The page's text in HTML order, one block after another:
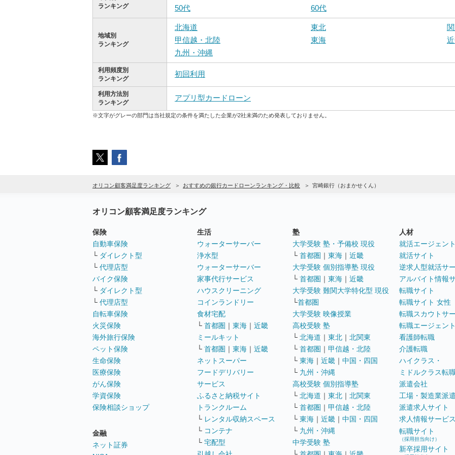
ランキング
50代 60代
地域別
ランキング
北海道 東北
甲信越・北陸
東海
九州・沖縄
利用頻度別
ランキング
初回利用
利用方法別
ランキング
アプリ型カードローン
※文字がグレーの部門は当社規定の条件を満たした企業が2社未満のため発表しておりません。
オリコン顧客満足度ランキング おすすめの銀行カードローンランキング・比較 宮崎銀行（おまかせくん）
オリコン顧客満足度ランキング
保険
自動車保険
└ ダイレクト型
└ 代理店型
バイク保険
└ ダイレクト型
└ 代理店型
自転車保険
火災保険
海外旅行保険
ペット保険
生命保険
医療保険
がん保険
学資保険
保険相談ショップ
金融
ネット証券
生活
ウォーターサーバー
浄水型
ウォーターサーバー
家事代行サービス
ハウスクリーニング
コインランドリー
食材宅配
└ 首都圏 ｜ 東海 ｜ 近畿
ミールキット
└ 首都圏 ｜ 東海 ｜ 近畿
ネットスーパー
フードデリバリー
サービス
ふるさと納税サイト
トランクルーム
└ レンタル収納スペース
└ コンテナ
└ 宅配型
塾
大学受験 塾・予備校 現役
└ 首都圏 ｜ 東海 ｜ 近畿
大学受験 個別指導塾 現役
└ 首都圏 ｜ 東海 ｜ 近畿
大学受験 難関大学特化型 現役
└首都圏
大学受験 映像授業
高校受験 塾
└ 北海道 ｜ 東北 ｜ 北関東
└ 首都圏 ｜ 甲信越・北陸
└ 東海 ｜ 近畿 ｜ 中国・四国
└ 九州・沖縄
高校受験 個別指導塾
└ 北海道 ｜ 東北 ｜ 北関東
└ 首都圏 ｜ 甲信越・北陸
└ 東海 ｜ 近畿 ｜ 中国・四国
└ 九州・沖縄
中学受験 塾
人材
就活エージェン
就活サイト
逆求人型就活サ
アルバイト情報
転職サイト
転職サイト 女性
転職スカウトサ
転職エージェン
看護師転職
介護転職
ハイクラス・
ミドルクラス転
派遣会社
工場・製造業派
派遣求人サイト
求人情報サービ
転職サイト
（採用担当向け）
新卒採用サイト